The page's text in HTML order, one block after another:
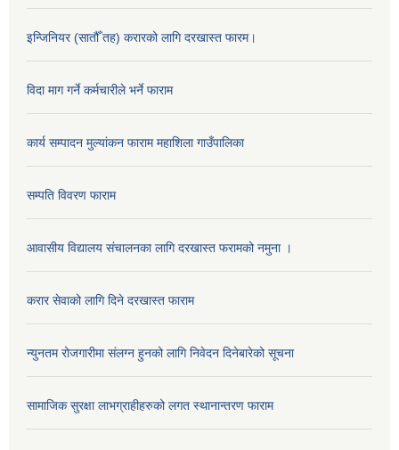
इन्जिनियर (सातौँ तह) करारको लागि दरखास्त फारम।
विदा माग गर्ने कर्मचारीले भर्ने फाराम
कार्य सम्पादन मुल्यांकन फाराम महाशिला गाउँपालिका
सम्पति विवरण फाराम
आवासीय विद्यालय संचालनका लागि दरखास्त फरामको नमुना ।
करार सेवाको लागि दिने दरखास्त फाराम
न्युनतम रोजगारीमा संलग्न हुनको लागि निवेदन दिनेबारेको सूचना
सामाजिक सुरक्षा लाभग्राहीहरुको लगत स्थानान्तरण फाराम